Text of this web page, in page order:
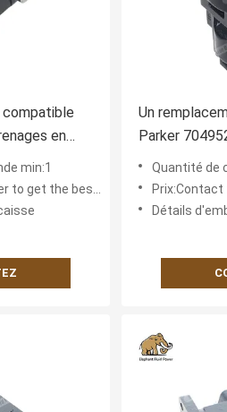
en
min:1
get the best offer
Un
Parker
excellent
résistance à
une
Quantité de
Prix:Contact
Détails